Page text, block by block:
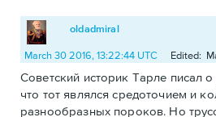
oldadmiral
March 30 2016, 13:22:44 UTC Edited:
Советский историк Тарле писал
что тот являлся средоточием и
разнообразных пороков. Но